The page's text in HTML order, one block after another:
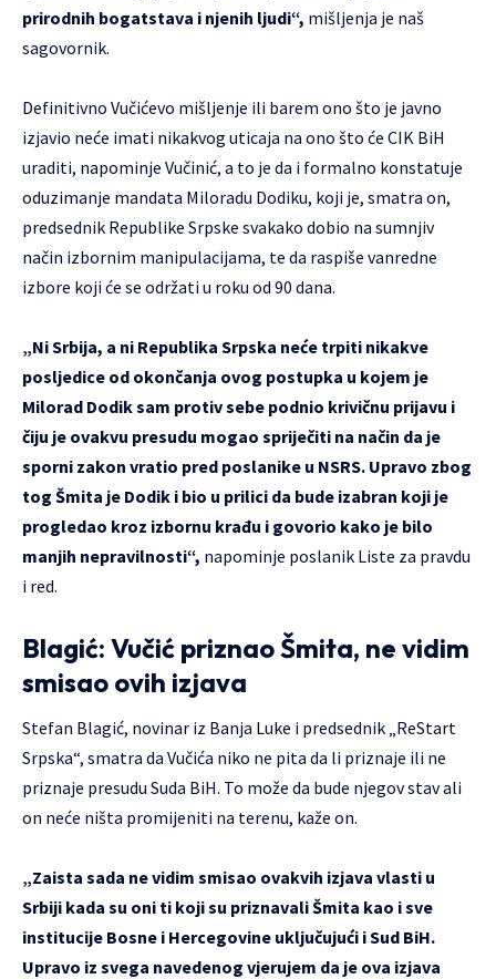
prirodnih bogatstava i njenih ljudi“, mišljenja je naš
sagovornik.
Definitivno Vučićevo mišljenje ili barem ono što je javno
izjavio neće imati nikakvog uticaja na ono što će CIK BiH
uraditi, napominje Vučinić, a to je da i formalno konstatuje
oduzimanje mandata Miloradu Dodiku, koji je, smatra on,
predsednik Republike Srpske svakako dobio na sumnjiv
način izbornim manipulacijama, te da raspiše vanredne
izbore koji će se održati u roku od 90 dana.
„Ni Srbija, a ni Republika Srpska neće trpiti nikakve
posljedice od okončanja ovog postupka u kojem je
Milorad Dodik sam protiv sebe podnio krivičnu prijavu i
čiju je ovakvu presudu mogao spriječiti na način da je
sporni zakon vratio pred poslanike u NSRS. Upravo zbog
tog Šmita je Dodik i bio u prilici da bude izabran koji je
progledao kroz izbornu krađu i govorio kako je bilo
manjih nepravilnosti“, napominje poslanik Liste za pravdu
i red.
Blagić: Vučić priznao Šmita, ne vidim
smisao ovih izjava
Stefan Blagić, novinar iz Banja Luke i predsednik „ReStart
Srpska“, smatra da Vučića niko ne pita da li priznaje ili ne
priznaje presudu Suda BiH. To može da bude njegov stav ali
on neće ništa promijeniti na terenu, kaže on.
„Zaista sada ne vidim smisao ovakvih izjava vlasti u
Srbiji kada su oni ti koji su priznavali Šmita kao i sve
institucije Bosne i Hercegovine uključujući i Sud BiH.
Upravo iz svega navedenog vjerujem da je ova izjava